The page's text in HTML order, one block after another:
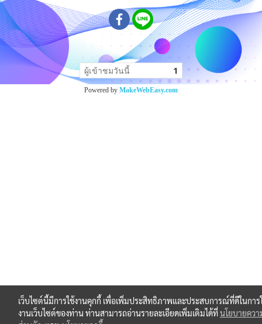
ผู้เข้าชมวันนี้ 1
Powered by MakeWebEasy.com
เว็บไซต์นี้มีการใช้งานคุกกี้ เพื่อเพิ่มประสิทธิภาพและประสบการณ์ที่ดีในการ
งานเว็บไซต์ของท่าน ท่านสามารถอ่านรายละเอียดเพิ่มเติมได้ที่นโยบายควา